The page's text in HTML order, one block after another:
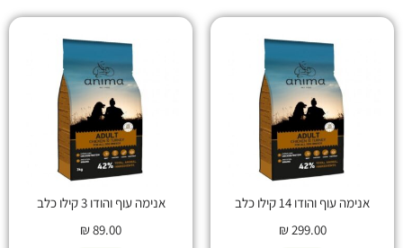
אנימה עוף והודו 14 קילו כלב
₪299.00
אנימה עוף והודו 3 קילו כלב
₪89.00